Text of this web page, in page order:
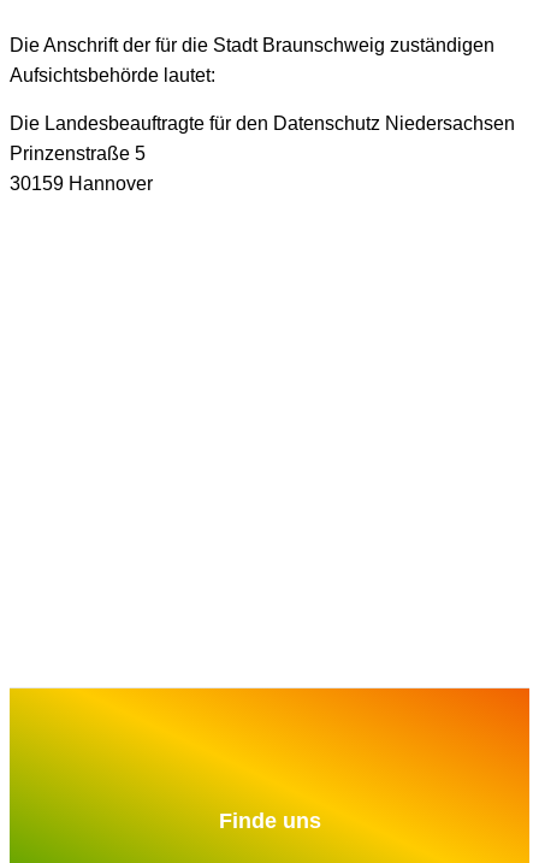
Die Anschrift der für die Stadt Braunschweig zuständigen
Aufsichtsbehörde lautet:
Die Landesbeauftragte für den Datenschutz Niedersachsen
Prinzenstraße 5
30159 Hannover
Finde uns